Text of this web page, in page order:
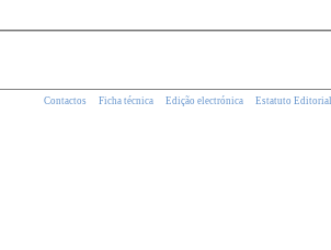
Contactos Ficha técnica Edição electrónica Estatuto Editorial